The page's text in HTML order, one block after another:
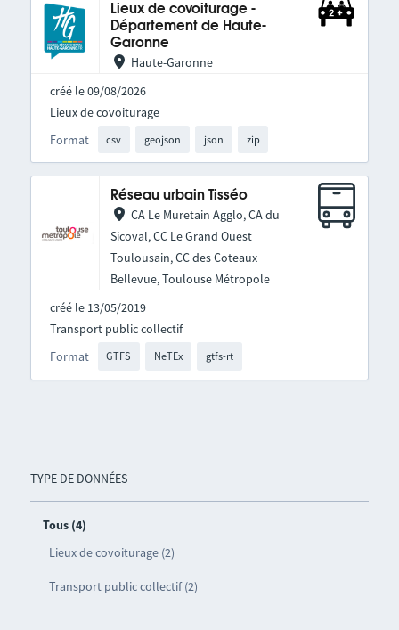
TYPE DE DONNÉES
Tous (4)
Lieux de covoiturage (2)
Transport public collectif (2)
Lieux de covoiturage -
Département de Haute-
Garonne
Haute-Garonne
créé le 09/08/2026
Format csv geojson json zip
Lieux de covoiturage
Réseau urbain Tisséo
CA Le Muretain Agglo, CA du
Sicoval, CC Le Grand Ouest
Toulousain, CC des Coteaux
Bellevue, Toulouse Métropole
créé le 13/05/2019
Format GTFS NeTEx gtfs-rt
Transport public collectif